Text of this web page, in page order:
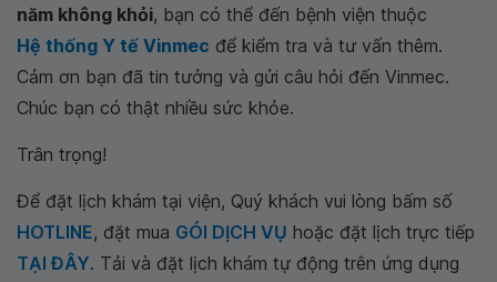
năm không khỏi, bạn có thể đến bệnh viện thuộc
Hệ thống Y tế Vinmec để kiểm tra và tư vấn thêm.
Cảm ơn bạn đã tin tưởng và gửi câu hỏi đến Vinmec.
Chúc bạn có thật nhiều sức khỏe.
Trân trọng!
Để đặt lịch khám tại viện, Quý khách vui lòng bấm số
HOTLINE, đặt mua GÓI DỊCH VỤ hoặc đặt lịch trực tiếp
TẠI ĐÂY. Tải và đặt lịch khám tự động trên ứng dụng